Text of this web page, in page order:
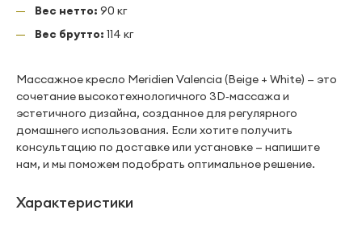
Вес нетто: 90 кг
Вес брутто: 114 кг
Массажное кресло Meridien Valencia (Beige + White) — это
сочетание высокотехнологичного 3D‑массажа и
эстетичного дизайна, созданное для регулярного
домашнего использования. Если хотите получить
консультацию по доставке или установке — напишите
нам, и мы поможем подобрать оптимальное решение.
Характеристики